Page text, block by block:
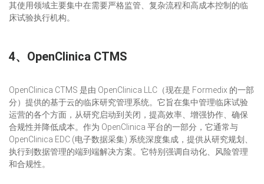
其使用领域主要集中在需要严格监管、复杂流程和高成本控制的临
床试验执行机构。
4、 OpenClinica CTMS
OpenClinica CTMS 是由 OpenClinica LLC（现在是 Formedix 的一部
分）提供的基于云的临床研究管理系统。它旨在集中管理临床试验
运营的各个方面，从研究启动到关闭，提高效率、增强协作、确保
合规性并降低成本。作为 OpenClinica 平台的一部分，它通常与
OpenClinica EDC (电子数据采集) 系统深度集成，提供从研究规划、
执行到数据管理的端到端解决方案。它特别强调自动化、风险管理
和合规性。